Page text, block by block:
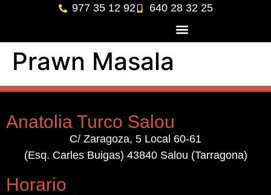
977 35 12 92 640 28 32 25
Prawn Masala
Anatolia Turco Salou
C/ Zaragoza, 5 Local 60-61
(Esq. Carles Buigas) 43840 Salou (Tarragona)
Horario